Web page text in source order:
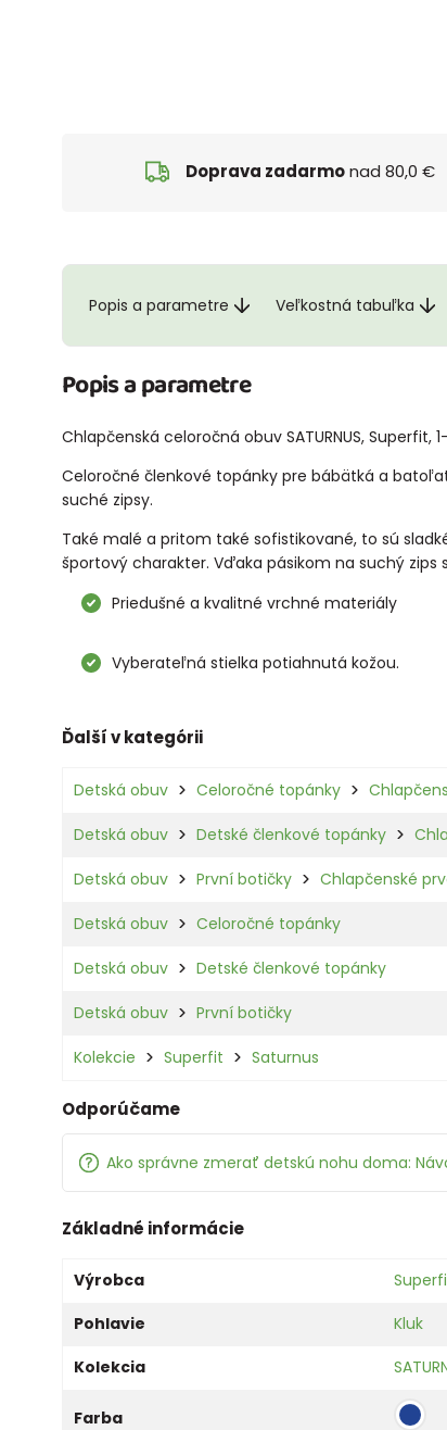
Doprava zadarmonad 80,0 €
Popis a parametre Veľkostná tabuľka
Popis a parametre
Chlapčenská celoročná obuv SATURNUS, Superfit,
Celoročné členkové topánky pre bábätká a
suché zipsy.
Také malé a pritom také sofistikované, to sú
športový charakter. Vďaka pásikom na suchý
Priedušné a kvalitné vrchné materiály
Vyberateľná stielka potiahnutá kožou.
Ďalší v kategórii
Detská obuv Celoročné topánky
Detská obuv Detské členkové topánky
Detská obuv První botičky Chlapčenské
Detská obuv Celoročné topánky
Detská obuv Detské členkové topánky
Detská obuv První botičky
Kolekcie Superfit Saturnus
Odporúčame
Ako správne zmerať detskú nohu doma:
Základné informácie
Výrobca
Pohlavie
Kluk
Kolekcia
Farba